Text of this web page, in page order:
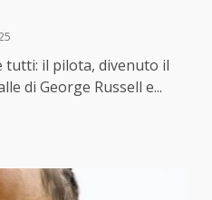
il pilota, divenuto il
di George Russell e...